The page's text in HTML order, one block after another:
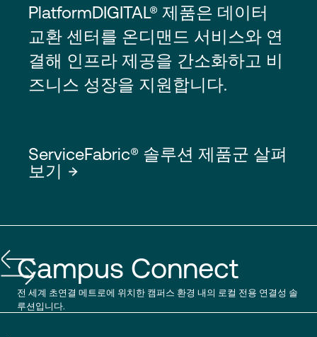
PlatformDIGITAL® 제품은 데이터
교환 센터를 온디맨드 서비스와 연
결해 인프라 제공을 간소화하고 비
즈니스 성장을 지원합니다.
ServiceFabric® 솔루션 제품군 살펴
보기
Campus Connect
전 세계 초연결 메트로에 위치한 캠퍼스 환경 내의 로컬 전용 연결성 솔
루션입니다.